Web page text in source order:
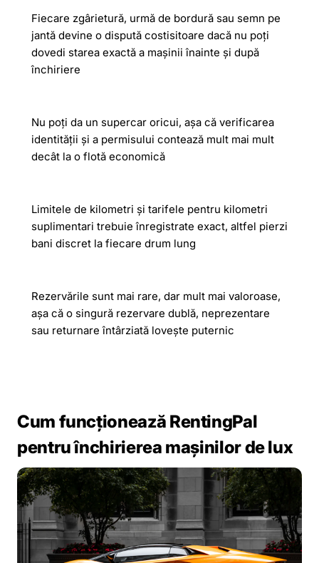
Fiecare zgârietură, urmă de bordură sau semn pe
jantă devine o dispută costisitoare dacă nu poți
dovedi starea exactă a mașinii înainte și după
închiriere
Nu poți da un supercar oricui, așa că verificarea
identității și a permisului contează mult mai mult
decât la o flotă economică
Limitele de kilometri și tarifele pentru kilometri
suplimentari trebuie înregistrate exact, altfel pierzi
bani discret la fiecare drum lung
Rezervările sunt mai rare, dar mult mai valoroase,
așa că o singură rezervare dublă, neprezentare
sau returnare întârziată lovește puternic
Cum funcționează RentingPal
pentru închirierea mașinilor de lux